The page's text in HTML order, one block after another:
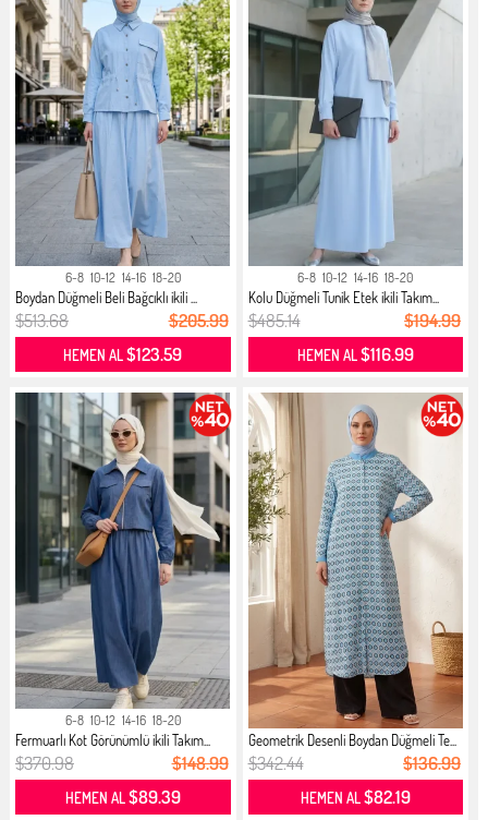
6-8 10-12 14-16 18-20
Boydan Düğmeli Beli Bağcıklı ikili ...
$513.68 $205.99
HEMEN AL$123.59
6-8 10-12 14-16 18-20
Kolu Düğmeli Tunik Etek ikili Takım...
$485.14 $194.99
HEMEN AL$116.99
6-8 10-12 14-16 18-20
Fermuarlı Kot Görünümlü ikili Takım...
$370.98 $148.99
HEMEN AL$89.39
Geometrik Desenli Boydan Düğmeli Te...
$342.44 $136.99
HEMEN AL$82.19